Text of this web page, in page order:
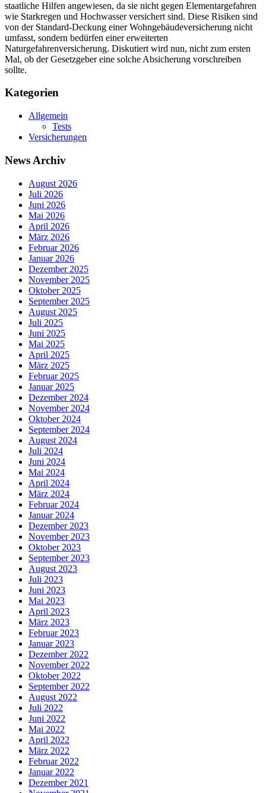
staatliche Hilfen angewiesen, da sie nicht gegen Elementargefahren
wie Starkregen und Hochwasser versichert sind. Diese Risiken sind
von der Standard-Deckung einer Wohngebäudeversicherung nicht
umfasst, sondern bedürfen einer erweiterten
Naturgefahrenversicherung. Diskutiert wird nun, nicht zum ersten
Mal, ob der Gesetzgeber eine solche Absicherung vorschreiben
sollte.
Kategorien
Allgemein
Tests
Versicherungen
News Archiv
August 2026
Juli 2026
Juni 2026
Mai 2026
April 2026
März 2026
Februar 2026
Januar 2026
Dezember 2025
November 2025
Oktober 2025
September 2025
August 2025
Juli 2025
Juni 2025
Mai 2025
April 2025
März 2025
Februar 2025
Januar 2025
Dezember 2024
November 2024
Oktober 2024
September 2024
August 2024
Juli 2024
Juni 2024
Mai 2024
April 2024
März 2024
Februar 2024
Januar 2024
Dezember 2023
November 2023
Oktober 2023
September 2023
August 2023
Juli 2023
Juni 2023
Mai 2023
April 2023
März 2023
Februar 2023
Januar 2023
Dezember 2022
November 2022
Oktober 2022
September 2022
August 2022
Juli 2022
Juni 2022
Mai 2022
April 2022
März 2022
Februar 2022
Januar 2022
Dezember 2021